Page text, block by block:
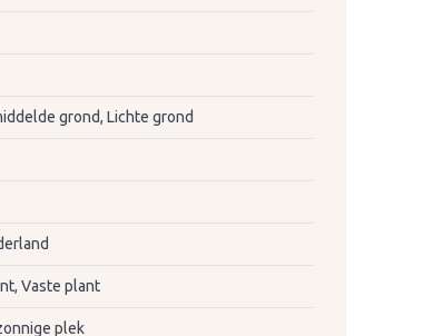
grond, Lichte grond
Vaste plant
plek